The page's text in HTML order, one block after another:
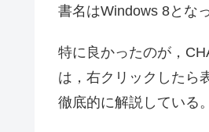
書名はWindows 8とな
特に良かったのが，
は，右クリックしたら
徹底的に解説している。